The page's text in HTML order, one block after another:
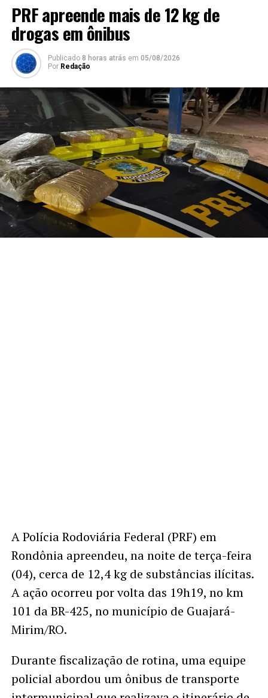
PRF apreende mais de 12 kg de
drogas em ônibus
Publicado 8 horas atrás em 05/08/2026
Por Redação
A Polícia Rodoviária Federal (PRF) em
Rondônia apreendeu, na noite de terça-feira
(04), cerca de 12,4 kg de substâncias ilícitas.
A ação ocorreu por volta das 19h19, no km
101 da BR-425, no município de Guajará-
Mirim/RO.
Durante fiscalização de rotina, uma equipe
policial abordou um ônibus de transporte